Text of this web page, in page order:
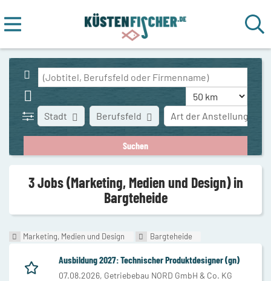
Stadt Art der Anstellung
Berufsfeld
3 Jobs (Marketing, Medien und Design) in
Bargteheide
Marketing, Medien und Design Bargteheide
Ausbildung 2027: Technischer Produktdesigner (gn)
07.08.2026, Getriebebau NORD GmbH & Co. KG